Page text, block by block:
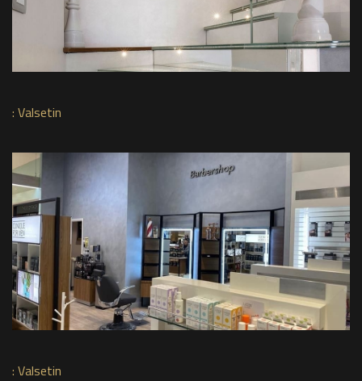
: Valsetin
: Valsetin